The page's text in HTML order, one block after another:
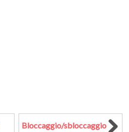
Bloccaggio/sbloccaggio